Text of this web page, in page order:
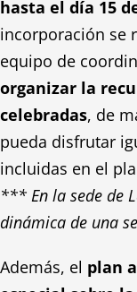
hasta el día 15
incorporación se
equipo de
organizar la
celebradas, de
pueda disfrutar
incluidas en el
*** En la sede de
dinámica de una
Además, el plan